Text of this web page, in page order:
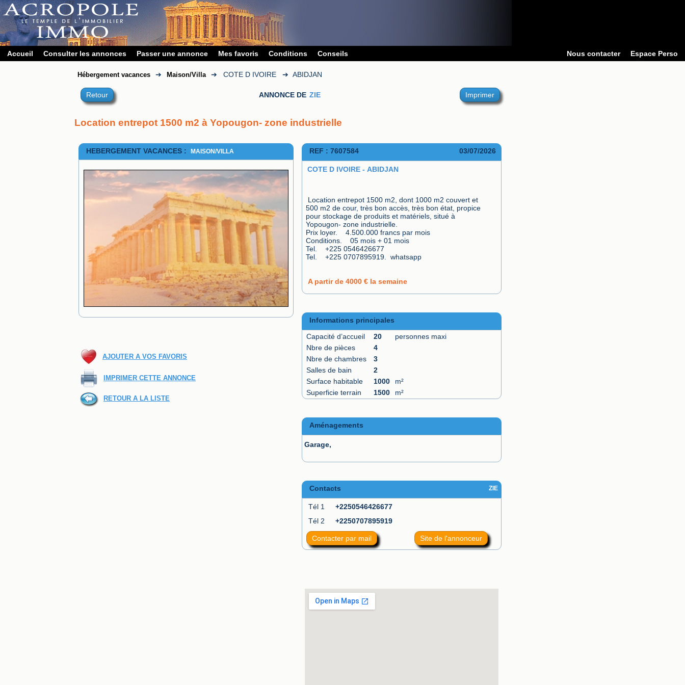
Accueil Consulter les annonces Passer une annonce Mes favoris Conditions Conseils Nous contacter Espace Perso
Hébergement vacances ➔ Maison/Villa ➔ COTE D IVOIRE ➔ ABIDJAN
Retour ANNONCE DE ZIE Imprimer
Location entrepot 1500 m2 à Yopougon- zone industrielle
HEBERGEMENT VACANCES : MAISON/VILLA
AJOUTER A VOS FAVORIS
IMPRIMER CETTE ANNONCE
RETOUR A LA LISTE
REF : 7607584 03/07/2026
COTE D IVOIRE - ABIDJAN
Location entrepot 1500 m2, dont 1000 m2 couvert et
500 m2 de cour, très bon accès, très bon état, propice
pour stockage de produits et matériels, situé à
Yopougon- zone industrielle.
Prix loyer.    4.500.000 francs par mois
Conditions.    05 mois + 01 mois
Tel.    +225 0546426677
Tel.    +225 0707895919.  whatsapp
A partir de 4000 € la semaine
Informations principales
Capacité d’accueil
20
personnes maxi
Nbre de pièces
4
Nbre de chambres
3
Salles de bain
2
Surface habitable
1000
m²
Superficie terrain
1500 m²
Aménagements
Garage,
Contacts ZIE
Tél 1
+2250546426677
Tél 2
+2250707895919
Contacter par mail Site de l'annonceur